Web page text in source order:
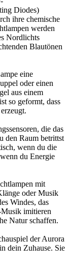
Diodes)
ihre chemische
werden
Nordlichts
Blautönen
eine
oder einen
aus einem
so geformt, dass
die das
den Raum betrittst
wenn du die
du Energie
mit
oder Musik
Windes, das
imitieren
Natur schaffen.
der Aurora
dein Zuhause. Sie